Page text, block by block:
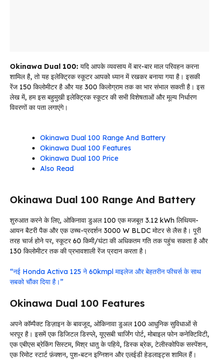
Okinawa Dual 100: यदि आपके व्यवसाय में बार-बार माल परिवहन करना
शामिल है, तो यह इलेक्ट्रिक स्कूटर आपको ध्यान में रखकर बनाया गया है। इसकी
रेंज 150 किलोमीटर है और यह 300 किलोग्राम तक का भार संभाल सकती है। इस
लेख में, हम इस बहुमुखी इलेक्ट्रिक स्कूटर की सभी विशेषताओं और मूल्य निर्धारण
विवरणों का पता लगाएंगे।
Okinawa Dual 100 Range And Battery
Okinawa Dual 100 Features
Okinawa Dual 100 Price
Also Read
Okinawa Dual 100 Range And Battery
शुरुआत करने के लिए, ओकिनावा डुअल 100 एक मजबूत 3.12 kWh लिथियम-
आयन बैटरी पैक और एक उच्च-प्रदर्शन 3000 W BLDC मोटर से लैस है। पूरी
तरह चार्ज होने पर, स्कूटर 60 किमी/घंटा की अधिकतम गति तक पहुंच सकता है और
130 किलोमीटर तक की प्रभावशाली रेंज प्रदान करता है।
“नई Honda Activa 125 ने 60kmpl माइलेज और बेहतरीन फीचर्स के साथ
सबको चौंका दिया है।”
Okinawa Dual 100 Features
अपने कॉम्पैक्ट डिज़ाइन के बावजूद, ओकिनावा डुअल 100 आधुनिक सुविधाओं से
भरपूर है। इसमें एक डिजिटल डिस्प्ले, यूएसबी चार्जिंग पोर्ट, मोबाइल फोन कनेक्टिविटी,
एक एबीएस ब्रेकिंग सिस्टम, मिश्र धातु के पहिये, डिस्क ब्रेक, टेलीस्कोपिक सस्पेंशन,
एक रिमोट स्टार्ट फ़ंक्शन, पुश-बटन इग्निशन और एलईडी हेडलाइट्स शामिल हैं।